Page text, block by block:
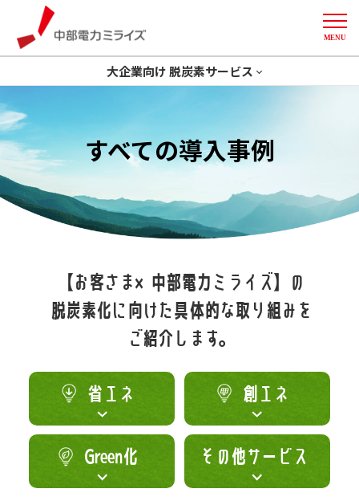
中部電力ミライズ
MENU
大企業向け 脱炭素サービス
GXコンサルティング
開発一体型ソリューション
創エネ
Green化
More
デマンドレスポンス
導入事例
すべての導入事例
【お客さま×中部電力ミライズ】の
脱炭素化に向けた具体的な取り組みを
ご紹介します。
省エネ 創エネ
Green化 その他サービス